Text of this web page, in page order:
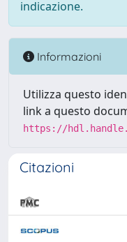
indicazione.
Informazioni
Utilizza questo
link a questo
https://
Citazioni